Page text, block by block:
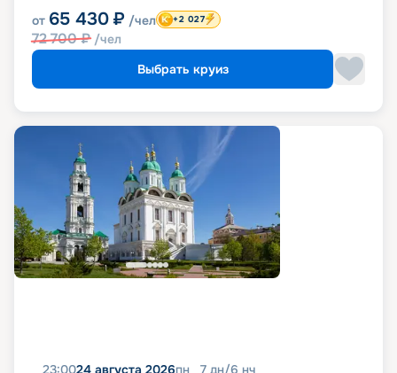
от 65 430 ₽ /чел
72 700₽ /чел
+2 027
Выбрать круиз
23:0024 августа 2026пн 7 дн/6 нч